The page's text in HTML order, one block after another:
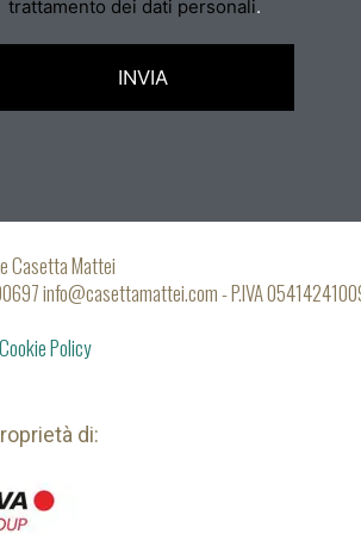
trattamento dei dati personali.
Casetta Mattei
info@casettamattei.com - P.IVA
Cookie Policy
di: